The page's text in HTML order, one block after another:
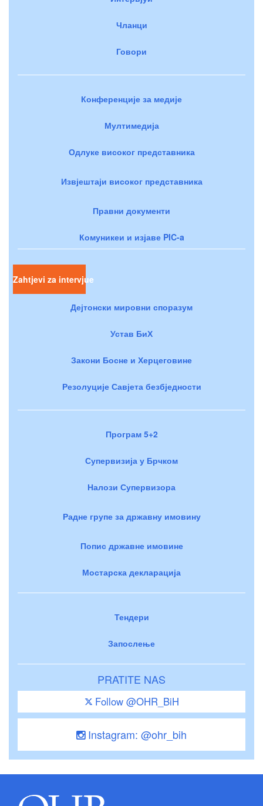
Чланци
Говори
Конференције за медије
Мултимедија
Одлуке високог представника
Извјештаји високог представника
Правни документи
Комуникеи и изјаве PIC-a
Zahtjevi za intervjue
Дејтонски мировни споразум
Устав БиХ
Закони Босне и Херцеговине
Резолуције Савјета безбједности
Програм 5+2
Супервизија у Брчком
Налози Супервизора
Радне групе за државну имовину
Попис државне имовине
Мостарска декларација
Тендери
Запослење
PRATITE NAS
Follow @OHR_BiH
Instagram: @ohr_bih